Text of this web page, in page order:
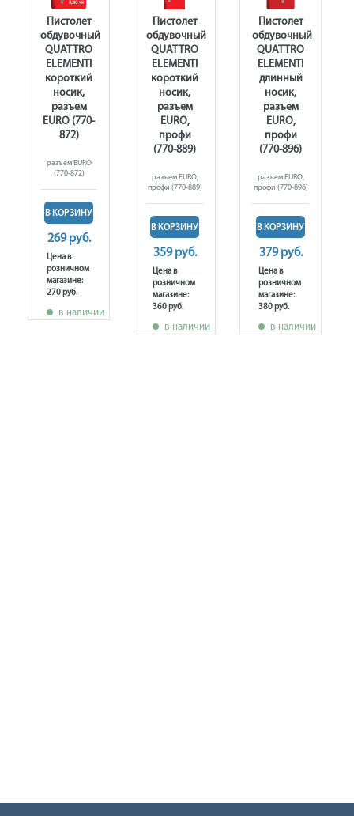
Пистолет
обдувочный
QUATTRO
ELEMENTI
короткий
носик,
разъем
EURO (770-
872)
разъем EURO
(770-872)
В КОРЗИНУ
269 руб.
Цена в
розничном
магазине:
270 руб.
в наличии
Пистолет
обдувочный
QUATTRO
ELEMENTI
короткий
носик,
разъем
EURO,
профи
(770-889)
разъем EURO,
профи (770-889)
В КОРЗИНУ
359 руб.
Цена в
розничном
магазине:
360 руб.
в наличии
Пистолет
обдувочный
QUATTRO
ELEMENTI
длинный
носик,
разъем
EURO,
профи
(770-896)
разъем EURO,
профи (770-896)
В КОРЗИНУ
379 руб.
Цена в
розничном
магазине:
380 руб.
в наличии